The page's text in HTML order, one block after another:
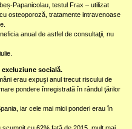
Papanicolau, testul Frax – utilizat
osteoporoză, tratamente intravenoase
anual de astfel de consultaţii, nu
socială.
erau expuşi anul trecut riscului de
pondere înregistrată în rândul ţărilor
iar cele mai mici ponderi erau în
cu 62% față de 2015, mult mai